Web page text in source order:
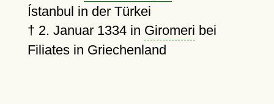
Ístanbul in der Türkei
† 2. Januar 1334in Giromeri bei
Filiates in Griechenland